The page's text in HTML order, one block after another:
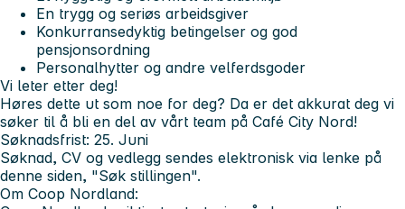
En trygg og seriøs arbeidsgiver
Konkurransedyktig betingelser og god
pensjonsordning
Personalhytter og andre velferdsgoder
Vi leter etter deg!
Høres dette ut som noe for deg? Da er det akkurat deg vi
søker til å bli en del av vårt team på Café City Nord!
Søknadsfrist: 25. Juni
Søknad, CV og vedlegg sendes elektronisk via lenke på
denne siden, "Søk stillingen".
Om Coop Nordland: